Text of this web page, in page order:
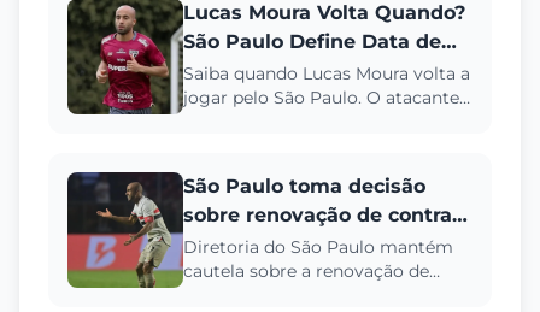
Lucas Moura Volta Quando?
São Paulo Define Data de
Retorno do Atacante
Saiba quando Lucas Moura volta a
jogar pelo São Paulo. O atacante
São Paulo toma decisão
sobre renovação de contrato
de Lucas Moura
Diretoria do São Paulo mantém
cautela sobre a renovação de